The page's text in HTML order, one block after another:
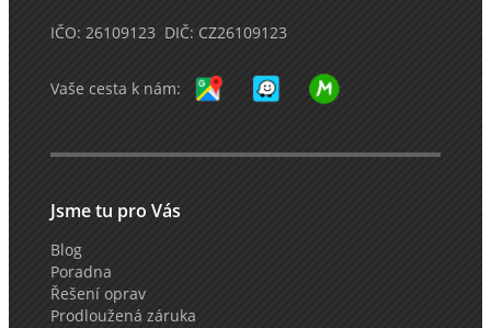
IČO: 26109123 DIČ: CZ26109123
Vaše cesta k nám:
Jsme tu pro Vás
Blog
Poradna
Řešení oprav
Prodloužená záruka